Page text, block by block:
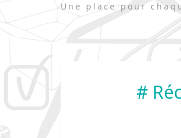
Une place pour
#